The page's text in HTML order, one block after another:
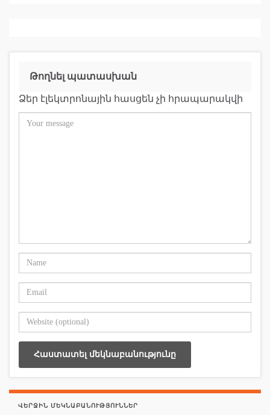
Թողնել պատասխան
Ձեր էլեկտրոնային հասցեն չի հրապարակվի
ՎԵՐՋԻՆ ՄԵԿՆԱԲԱՆՈՒԹՅՈՒՆՆԵՐ